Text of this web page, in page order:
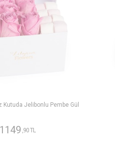
Kutuda Jelibonlu Pembe Gül
1149 ,90 TL